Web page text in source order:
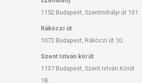
1152 Budapest, Szentmihályi út 131.
Rákóczi út
1072 Budapest, Rákóczi út 10.
Szent István körút
1137 Budapest, Szent István Körút
18.